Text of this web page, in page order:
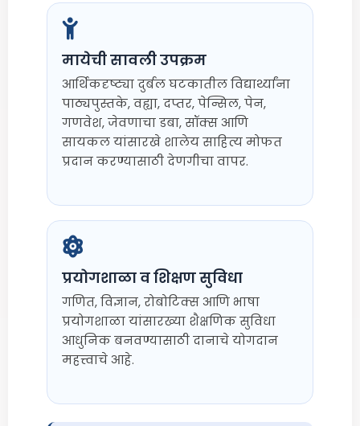
मायेची सावली उपक्रम
आर्थिकदृष्ट्या दुर्बल घटकातील विद्यार्थ्यांना
पाठ्यपुस्तके, वह्या, दप्तर, पेन्सिल, पेन,
गणवेश, जेवणाचा डबा, सॉक्स आणि
सायकल यांसारखे शालेय साहित्य मोफत
प्रदान करण्यासाठी देणगीचा वापर.
प्रयोगशाळा व शिक्षण सुविधा
गणित, विज्ञान, रोबोटिक्स आणि भाषा
प्रयोगशाळा यांसारख्या शैक्षणिक सुविधा
आधुनिक बनवण्यासाठी दानाचे योगदान
महत्त्वाचे आहे.